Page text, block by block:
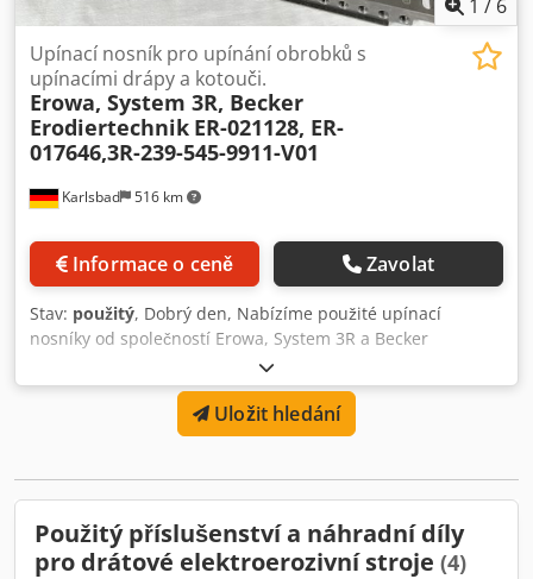
1 / 6
Karlsbad 516 km
Upínací nosník pro upínání obrobků s
upínacími drápy a kotouči.
Erowa, System 3R, Becker
Erodiertechnik ER-021128, ER-
017646,3R-239-545-9911-V01
Informace o ceně Zavolat
Stav: použitý, Dobrý den, Nabízíme použité upínací
nosníky od společností Erowa, System 3R a Becker
Erodiertechnik. Tyto upínací nosníky jsou vhodné pro erozi
drátu. K dispozici jsou následující díly: ER-017646 ER-
017647 ER-017648 ER-021128 ER-021127 Cjdotk N E Aspfx
Apieha Systém 3R 3R-239-545-9911-V01 Erozní technologie
opotřebení a jsou ve velmi dobrém technickém stavu. Je
příslušenství jsou k dispozici. Máte nějaké dotazy? Pak jsme
vám k dispozici.
Uložit hledání
Použitý příslušenství a náhradní díly
pro drátové elektroerozivní stroje (4)